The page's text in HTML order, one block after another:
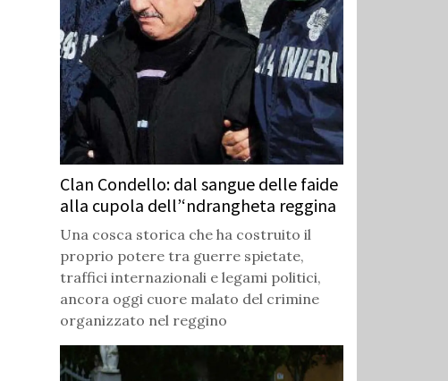
Clan Condello: dal sangue delle faide
alla cupola dell’‘ndrangheta reggina
Una cosca storica che ha costruito il
proprio potere tra guerre spietate,
traffici internazionali e legami politici,
ancora oggi cuore malato del crimine
organizzato nel reggino